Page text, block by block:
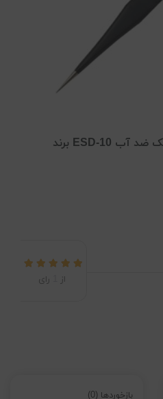
پنس نوک تیز آنتی استاتیک ضد آب ESD-10 برند
از رای
بازخوردها (0)